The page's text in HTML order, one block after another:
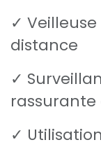
✓
distance
✓
✓